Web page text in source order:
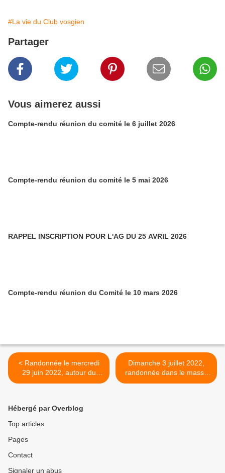
#La vie du Club vosgien
Partager
Vous aimerez aussi
Compte-rendu réunion du comité le 6 juillet 2026
Compte-rendu réunion du comité le 5 mai 2026
RAPPEL INSCRIPTION POUR L'AG DU 25 AVRIL 2026
Compte-rendu réunion du Comité le 10 mars 2026
< Randonnée le mercredi
29 juin 2022, autour du
Hohneck
Dimanche 3 juillet 2022,
randonnée dans le massif
du Champ du Feu et du col
Hébergé par Overblog
Top articles
Pages
Contact
Signaler un abus